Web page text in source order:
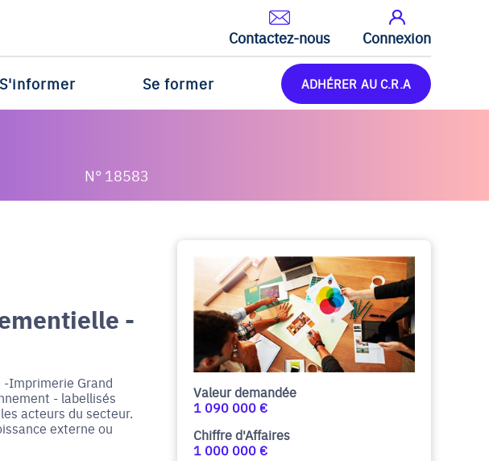
Contactez-nous Connexion
S'informer Se former ADHÉRER AU C.R.A
N° 18583
-
Imprimerie Grand
- labellisés
acteurs du secteur.
externe ou
Valeur demandée
1 090 000 €
Chiffre d'Affaires
1 000 000 €